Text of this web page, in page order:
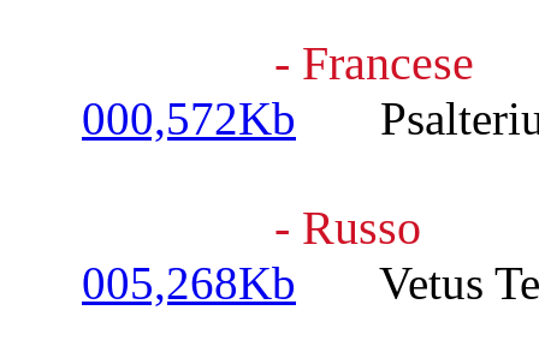
- Francese
000,572Kb
- Russo
005,268Kb Vetus